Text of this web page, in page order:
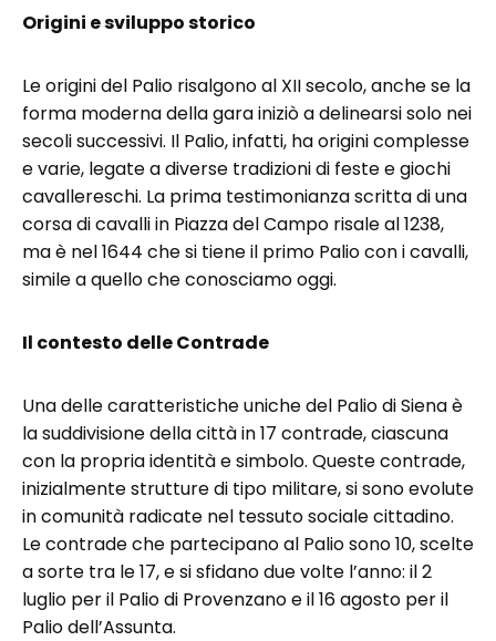
Origini e sviluppo storico
Le origini del Palio risalgono al XII secolo, anche se la
forma moderna della gara iniziò a delinearsi solo nei
secoli successivi. Il Palio, infatti, ha origini complesse
e varie, legate a diverse tradizioni di feste e giochi
cavallereschi. La prima testimonianza scritta di una
corsa di cavalli in Piazza del Campo risale al 1238,
ma è nel 1644 che si tiene il primo Palio con i cavalli,
simile a quello che conosciamo oggi.
Il contesto delle Contrade
Una delle caratteristiche uniche del Palio di Siena è
la suddivisione della città in 17 contrade, ciascuna
con la propria identità e simbolo. Queste contrade,
inizialmente strutture di tipo militare, si sono evolute
in comunità radicate nel tessuto sociale cittadino.
Le contrade che partecipano al Palio sono 10, scelte
a sorte tra le 17, e si sfidano due volte l’anno: il 2
luglio per il Palio di Provenzano e il 16 agosto per il
Palio dell’Assunta.